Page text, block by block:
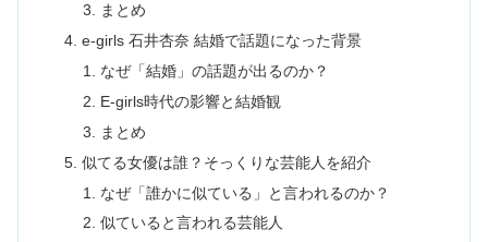
まとめ
e-girls 石井杏奈 結婚で話題になった背景
なぜ「結婚」の話題が出るのか？
E-girls時代の影響と結婚観
まとめ
似てる女優は誰？そっくりな芸能人を紹介
なぜ「誰かに似ている」と言われるのか？
似ていると言われる芸能人